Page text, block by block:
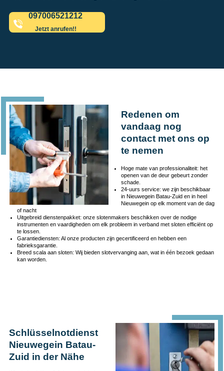
097006521212
Jetzt anrufen!!
Redenen om
vandaag nog
contact met ons op
te nemen
Hoge mate van professionaliteit: het
openen van de deur gebeurt zonder
schade.
24-uurs service: we zijn beschikbaar
in Nieuwegein Batau-Zuid en in heel
Nieuwegein op elk moment van de dag
of nacht
Uitgebreid dienstenpakket: onze slotenmakers beschikken over de nodige
instrumenten en vaardigheden om elk probleem in verband met sloten efficiënt op
te lossen.
Garantiediensten: Al onze producten zijn gecertificeerd en hebben een
fabrieksgarantie.
Breed scala aan sloten: Wij bieden slotvervanging aan, wat in één bezoek gedaan
kan worden.
Schlüsselnotdienst
Nieuwegein Batau-
Zuid in der Nähe